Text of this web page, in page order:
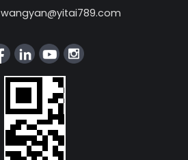
wangyan@yitai789.com